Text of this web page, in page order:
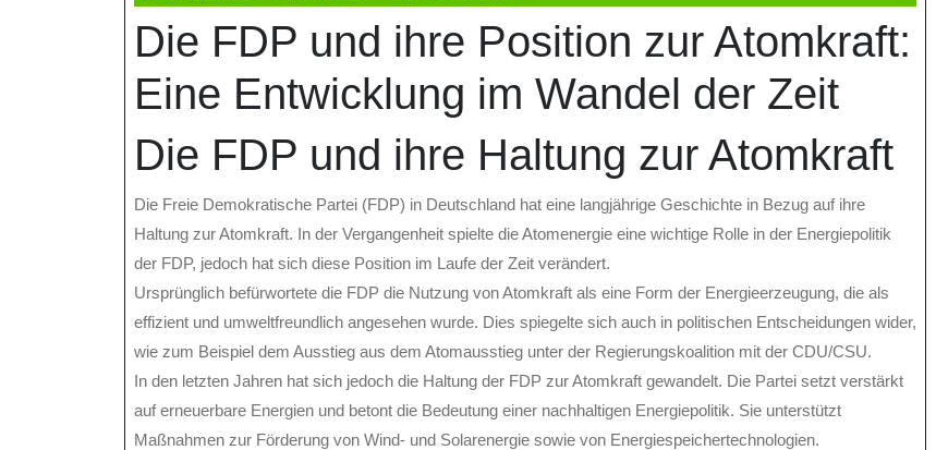
Juni
2024
online
Die FDP und ihre Position zur Atomkraft:
Eine Entwicklung im Wandel der Zeit
Die FDP und ihre Haltung zur Atomkraft
Die Freie Demokratische Partei (FDP) in Deutschland hat eine langjährige Geschichte in Bezug auf ihre
Haltung zur Atomkraft. In der Vergangenheit spielte die Atomenergie eine wichtige Rolle in der Energiepolitik
der FDP, jedoch hat sich diese Position im Laufe der Zeit verändert.
Ursprünglich befürwortete die FDP die Nutzung von Atomkraft als eine Form der Energieerzeugung, die als
effizient und umweltfreundlich angesehen wurde. Dies spiegelte sich auch in politischen Entscheidungen wider,
wie zum Beispiel dem Ausstieg aus dem Atomausstieg unter der Regierungskoalition mit der CDU/CSU.
In den letzten Jahren hat sich jedoch die Haltung der FDP zur Atomkraft gewandelt. Die Partei setzt verstärkt
auf erneuerbare Energien und betont die Bedeutung einer nachhaltigen Energiepolitik. Sie unterstützt
Maßnahmen zur Förderung von Wind- und Solarenergie sowie von Energiespeichertechnologien.